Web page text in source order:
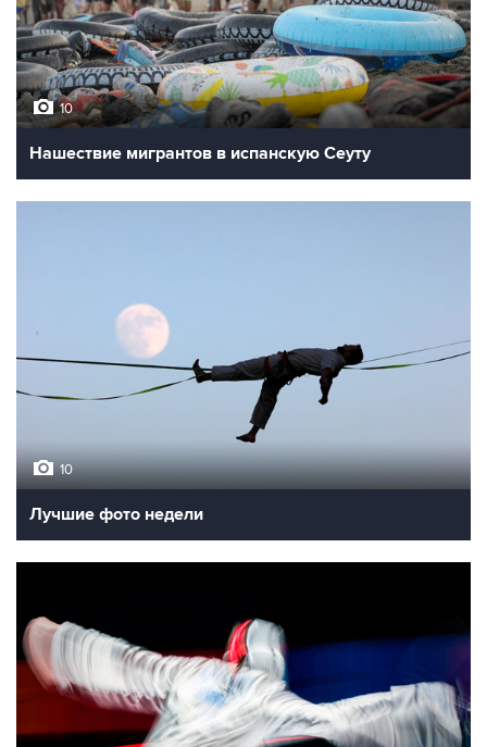
10
Нашествие мигрантов в испанскую Сеуту
10
Лучшие фото недели